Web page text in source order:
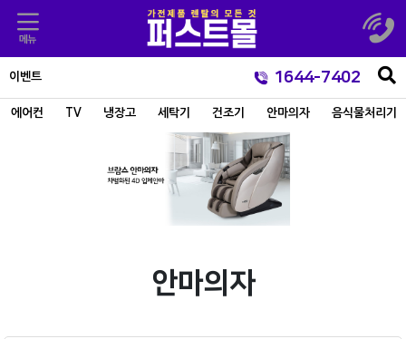
이벤트 1644-7402
에어컨 TV 냉장고 세탁기 건조기 안마의자 음식물처리기
안마의자